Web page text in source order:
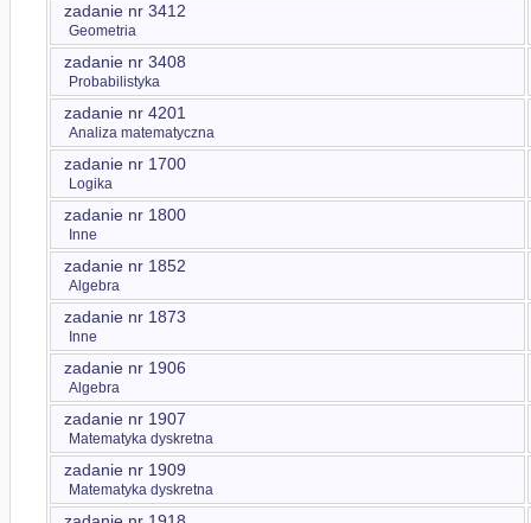
zadanie nr 3412
Geometria
zadanie nr 3408
Probabilistyka
zadanie nr 4201
Analiza matematyczna
zadanie nr 1700
Logika
zadanie nr 1800
Inne
zadanie nr 1852
Algebra
zadanie nr 1873
Inne
zadanie nr 1906
Algebra
zadanie nr 1907
Matematyka dyskretna
zadanie nr 1909
Matematyka dyskretna